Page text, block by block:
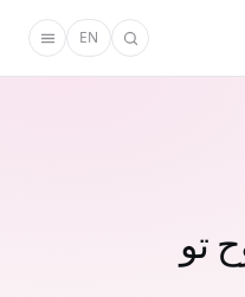
EN
تو